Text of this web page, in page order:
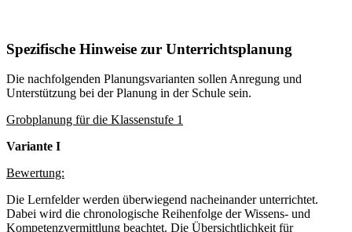
Spezifische Hinweise zur Unterrichtsplanung
Die nachfolgenden Planungsvarianten sollen Anregung und
Unterstützung bei der Planung in der Schule sein.
Grobplanung für die Klassenstufe 1
Variante I
Bewertung:
Die Lernfelder werden überwiegend nacheinander unterrichtet.
Dabei wird die chronologische Reihenfolge der Wissens- und
Kompetenzvermittlung beachtet. Die Übersichtlichkeit für